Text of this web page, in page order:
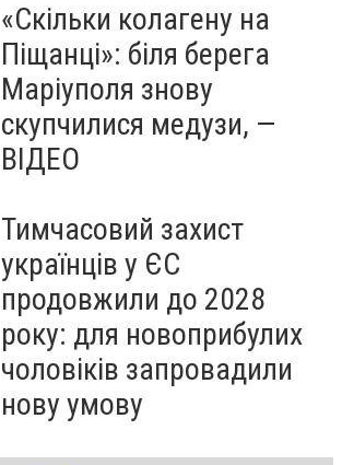
«Скільки колагену на
Піщанці»: біля берега
Маріуполя знову
скупчилися медузи, —
ВІДЕО
Тимчасовий захист
українців у ЄС
продовжили до 2028
року: для новоприбулих
чоловіків запровадили
нову умову